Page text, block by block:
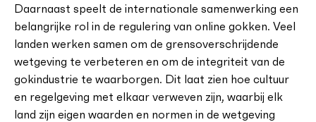
Daarnaast speelt de internationale samenwerking een
belangrijke rol in de regulering van online gokken. Veel
landen werken samen om de grensoverschrijdende
wetgeving te verbeteren en om de integriteit van de
gokindustrie te waarborgen. Dit laat zien hoe cultuur
en regelgeving met elkaar verweven zijn, waarbij elk
land zijn eigen waarden en normen in de wetgeving